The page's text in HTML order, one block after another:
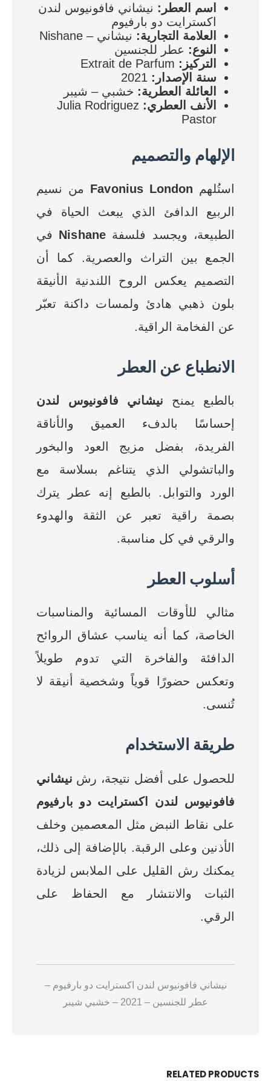
اسم العطر: نيشاني فافونيوس لندن
اكسترايت دو بارفيوم
العلامة التجارية: نيشاني – Nishane
النوع: عطر للجنسين
التركيز:
سنة الإصدار:
العائلة العطرية: خشبي – شيبر
الأنف العطري: Julia Rodriguez
Pastor
الإلهام والتصميم
استُلهم Favonius London من نسيم
الربيع الدافئ الذي يبعث الحياة في
الطبيعة، ويجسد فلسفةNishane في
الجمع بين التراث والعصرية. كما أن
التصميم يعكس الروح اللندنية الأنيقة
بلون ذهبي هادئ ولمسات داكنة تعبّر
عن الفخامة الراقية.
الانطباع عن العطر
بالطبع يمنح نيشاني فافونيوس لندن
إحساسًا بالدفء العميق والأناقة
الفريدة، بفضل مزيج العود والبخور
والباتشولي الذي يتناغم بسلاسة مع
الورد والتوابل. بالطبع إنه عطر يترك
بصمة راقية تعبر عن الثقة والهدوء
والرقي في كل مناسبة.
أسلوب العطر
مثالي للأوقات المسائية والمناسبات
الخاصة، كما أنه يناسب عشاق الروائح
الدافئة والفاخرة التي تدوم طويلاً
وتعكس حضورًا قوياً وشخصية أنيقة لا
تُنسى.
طريقة الاستخدام
للحصول على أفضل نتيجة، رش نيشاني
فافونيوس لندن اكسترايت دو بارفيوم
على نقاط النبض مثل المعصمين وخلف
الأذنين وعلى الرقبة. بالإضافة إلى ذلك،
يمكنك رش القليل على الملابس لزيادة
الثبات والانتشار مع الحفاظ على
الرقي.
نيشاني فافونيوس لندن اكسترايت دو بارفيوم –
عطر للجنسين – 2021 – خشبي شيبر
RELATED PRODUCTS